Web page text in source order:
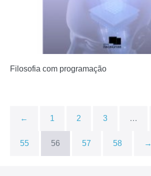
Filosofia com programação
← 1 2 3 …
55 56 57 58 →